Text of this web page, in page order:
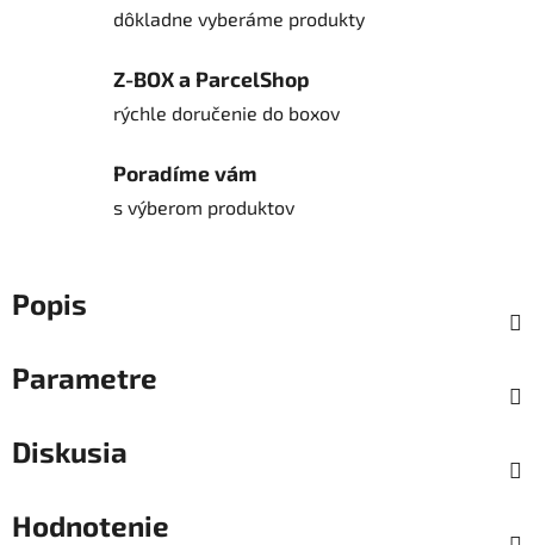
dôkladne vyberáme produkty
Z-BOX a ParcelShop
rýchle doručenie do boxov
Poradíme vám
s výberom produktov
Popis
Parametre
Diskusia
Hodnotenie